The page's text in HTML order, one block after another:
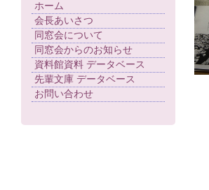
ホーム
会長あいさつ
同窓会について
同窓会からのお知らせ
資料館資料 データベース
先輩文庫 データベース
お問い合わせ